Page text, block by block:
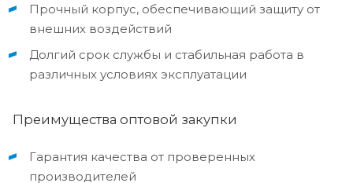
Прочный корпус, обеспечивающий защиту от
внешних воздействий
Долгий срок службы и стабильная работа в
различных условиях эксплуатации
Преимущества оптовой закупки
Гарантия качества от проверенных
производителей